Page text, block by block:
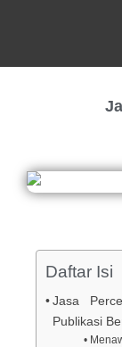
Daftar Isi
Jasa
Publikasi